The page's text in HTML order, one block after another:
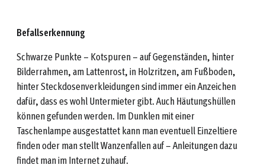
Befallserkennung
Schwarze Punkte – Kotspuren – auf Gegenständen, hinter
Bilderrahmen, am Lattenrost, in Holzritzen, am Fußboden,
hinter Steckdosenverkleidungen sind immer ein Anzeichen
dafür, dass es wohl Untermieter gibt. Auch Häutungshüllen
können gefunden werden. Im Dunklen mit einer
Taschenlampe ausgestattet kann man eventuell Einzeltiere
finden oder man stellt Wanzenfallen auf – Anleitungen dazu
findet man im Internet zuhauf.